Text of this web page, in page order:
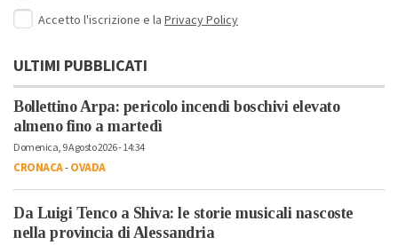
Accetto l'iscrizione e la Privacy Policy
ULTIMI PUBBLICATI
Bollettino Arpa: pericolo incendi boschivi elevato
almeno fino a martedì
Domenica, 9 Agosto 2026 - 14:34
CRONACA-OVADA
Da Luigi Tenco a Shiva: le storie musicali nascoste
nella provincia di Alessandria